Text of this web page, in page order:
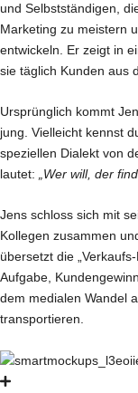
und Selbstständigen,
Marketing zu meistern
entwickeln. Er zeigt in
sie täglich Kunden aus
Ursprünglich kommt
jung. Vielleicht kennst
speziellen Dialekt von
lautet: „Wer will, der
Jens schloss sich mit
Kollegen zusammen
übersetzt die
Aufgabe,
dem medialen Wandel
transportieren.